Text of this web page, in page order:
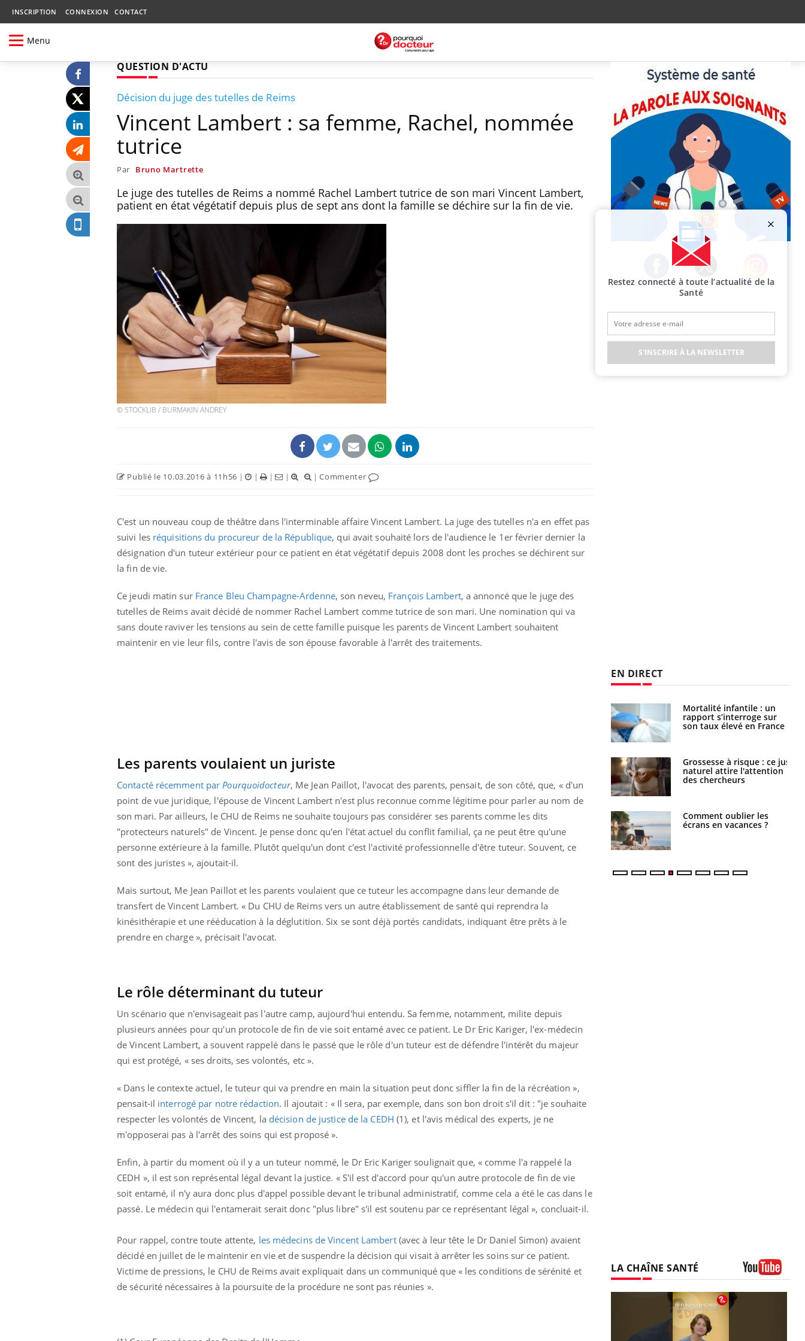
INSCRIPTION CONNEXION CONTACT
Menu
QUESTION D'ACTU
Décision du juge des tutelles de Reims
Vincent Lambert : sa femme, Rachel, nommée
tutrice
Par Bruno Martrette
Le juge des tutelles de Reims a nommé Rachel Lambert tutrice de son mari Vincent Lambert,
patient en état végétatif depuis plus de sept ans dont la famille se déchire sur la fin de vie.
© STOCKLIB / BURMAKIN ANDREY
Publié le 10.03.2016 à 11h56 | | | | |Commenter
C'est un nouveau coup de théâtre dans l'interminable affaire Vincent Lambert. La juge des tutelles n'a en effet pas
suivi les réquisitions du procureur de la République, qui avait souhaité lors de l'audience le 1er février dernier la
désignation d'un tuteur extérieur pour ce patient en état végétatif depuis 2008 dont les proches se déchirent sur
la fin de vie.
Ce jeudi matin sur France Bleu Champagne-Ardenne, son neveu, François Lambert, a annoncé que le juge des
tutelles de Reims avait décidé de nommer Rachel Lambert comme tutrice de son mari. Une nomination qui va
sans doute raviver les tensions au sein de cette famille puisque les parents de Vincent Lambert souhaitent
maintenir en vie leur fils, contre l'avis de son épouse favorable à l'arrêt des traitements.
Les parents voulaient un juriste
Contacté récemment par Pourquoidocteur, Me Jean Paillot, l'avocat des parents, pensait, de son côté, que, « d'un
point de vue juridique, l'épouse de Vincent Lambert n'est plus reconnue comme légitime pour parler au nom de
son mari. Par ailleurs, le CHU de Reims ne souhaite toujours pas considérer ses parents comme les dits
"protecteurs naturels" de Vincent. Je pense donc qu'en l'état actuel du conflit familial, ça ne peut être qu'une
personne extérieure à la famille. Plutôt quelqu'un dont c'est l'activité professionnelle d'être tuteur. Souvent, ce
sont des juristes », ajoutait-il.
Mais surtout, Me Jean Paillot et les parents voulaient que ce tuteur les accompagne dans leur demande de
transfert de Vincent Lambert. « Du CHU de Reims vers un autre établissement de santé qui reprendra la
kinésithérapie et une rééducation à la déglutition. Six se sont déjà portés candidats, indiquant être prêts à le
prendre en charge », précisait l'avocat.
Le rôle déterminant du tuteur
Un scénario que n'envisageait pas l'autre camp, aujourd'hui entendu. Sa femme, notamment, milite depuis
plusieurs années pour qu'un protocole de fin de vie soit entamé avec ce patient. Le Dr Eric Kariger, l'ex-médecin
de Vincent Lambert, a souvent rappelé dans le passé que le rôle d'un tuteur est de défendre l'intérêt du majeur
qui est protégé, « ses droits, ses volontés, etc ».
« Dans le contexte actuel, le tuteur qui va prendre en main la situation peut donc siffler la fin de la récréation »,
pensait-il interrogé par notre rédaction. Il ajoutait : « Il sera, par exemple, dans son bon droit s'il dit : "je souhaite
respecter les volontés de Vincent, la décision de justice de la CEDH (1), et l'avis médical des experts, je ne
m'opposerai pas à l'arrêt des soins qui est proposé ».
Enfin, à partir du moment où il y a un tuteur nommé, le Dr Eric Kariger soulignait que, « comme l'a rappelé la
CEDH », il est son représental légal devant la justice. « S'il est d'accord pour qu'un autre protocole de fin de vie
soit entamé, il n'y aura donc plus d'appel possible devant le tribunal administratif, comme cela a été le cas dans le
passé. Le médecin qui l'entamerait serait donc "plus libre" s'il est soutenu par ce représentant légal », concluait-il.
Pour rappel, contre toute attente, les médecins de Vincent Lambert(avec à leur tête le Dr Daniel Simon) avaient
décidé en juillet de le maintenir en vie et de suspendre la décision qui visait à arrêter les soins sur ce patient.
Victime de pressions, le CHU de Reims avait expliquait dans un communiqué que « les conditions de sérénité et
de sécurité nécessaires à la poursuite de la procédure ne sont pas réunies ».
Facebook Twitter Instagram
EN DIRECT
Mon enfant est-il trop
sensible ou simplement
très empathique ?
Bébés, jeunes enfants :
quelle trousse à
pharmacie pour les
vacances ?
Comment éviter une otite
pendant les vacances ?
Hantavirus : un cas
détecté chez un touriste
en France
Mortalité infantile : un
rapport s’interroge sur
son taux élevé en France
Grossesse à risque : ce jus
naturel attire l'attention
des chercheurs
Comment oublier les
écrans en vacances ?
Toujours connectés :
comment le travail
empiète de plus en plus
Cancer colorectal : une
stratégie simple aurait
changé la donne au Pays
Chikungunya, dengue,
West Nile : que se passe-
LA CHAÎNE SANTÉ
Restez connecté à toute l’actualité de la
Santé
S'INSCRIRE À LA NEWSLETTER